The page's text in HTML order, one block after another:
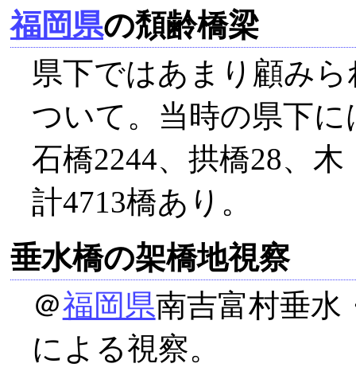
福岡県の頽齢橋梁
県下ではあまり顧み
ついて。当時の県下に
石橋2244、拱橋28、
計4713橋あり。
垂水橋の架橋地視察
＠福岡県南吉富村垂水
による視察。